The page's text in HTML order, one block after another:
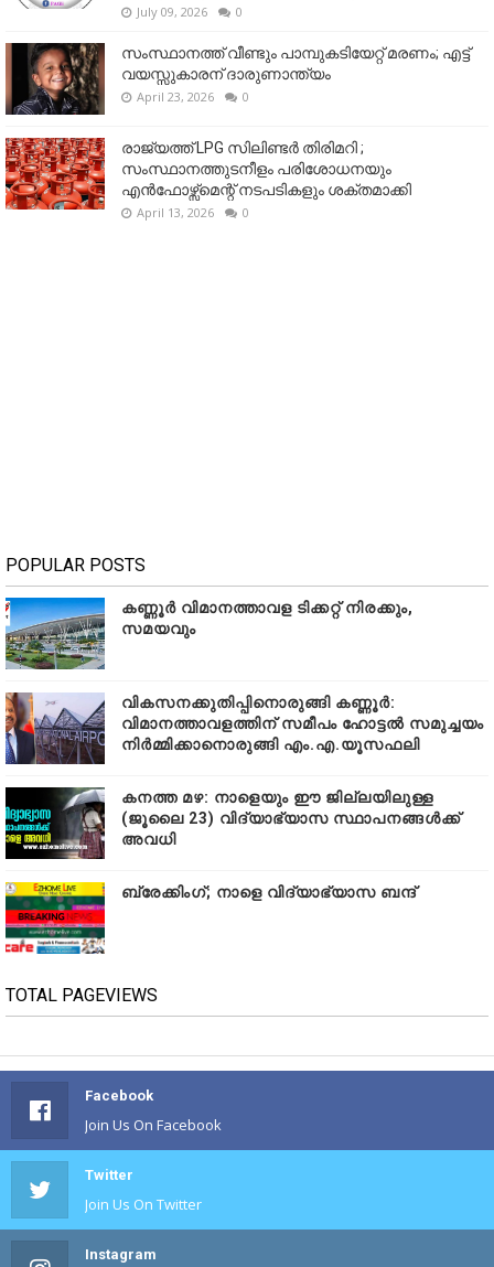
July 09, 2026 0
സംസ്ഥാനത്ത് വീണ്ടും പാമ്പുകടിയേറ്റ് മരണം; എട്ട്
വയസ്സുകാരന് ദാരുണാന്ത്യം
April 23, 2026 0
രാജ്യത്ത് LPG സിലിണ്ടർ തിരിമറി ;
സംസ്ഥാനത്തുടനീളം പരിശോധനയും
എൻഫോഴ്സ്മെന്റ് നടപടികളും ശക്തമാക്കി
April 13, 2026 0
POPULAR POSTS
കണ്ണൂർ വിമാനത്താവള ടിക്കറ്റ് നിരക്കും,
സമയവും
വികസനക്കുതിപ്പിനൊരുങ്ങി കണ്ണൂർ:
വിമാനത്താവളത്തിന് സമീപം ഹോട്ടൽ സമുച്ചയം
നിർമ്മിക്കാനൊരുങ്ങി എം.എ.യൂസഫലി
കനത്ത മഴ: നാളെയും ഈ ജില്ലയിലുള്ള
(ജൂലൈ 23) വിദ്യാഭ്യാസ സ്ഥാപനങ്ങൾക്ക്
അവധി
ബ്രേക്കിംഗ്; നാളെ വിദ്യാഭ്യാസ ബന്ദ്
TOTAL PAGEVIEWS
Facebook
Join Us On Facebook
Twitter
Join Us On Twitter
Instagram